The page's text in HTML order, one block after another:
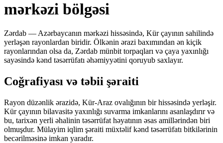
mərkəzi bölgəsi
Zərdab — Azərbaycanın mərkəzi hissəsində, Kür çayının sahilində
yerləşən rayonlardan biridir. Ölkənin ərazi baxımından ən kiçik
rayonlarından olsa da, Zərdab münbit torpaqları və çaya yaxınlığı
sayəsində kənd təsərrüfatı əhəmiyyətini qoruyub saxlayır.
Coğrafiyası və təbii şəraiti
Rayon düzənlik ərazidə, Kür-Araz ovalığının bir hissəsində yerləşir.
Kür çayının bilavasitə yaxınlığı suvarma imkanlarını asanlaşdırır və
bu, tarixən yerli əhalinin təsərrüfat həyatının əsas amillərindən biri
olmuşdur. Mülayim iqlim şəraiti müxtəlif kənd təsərrüfatı bitkilərinin
becərilməsinə imkan yaradır.